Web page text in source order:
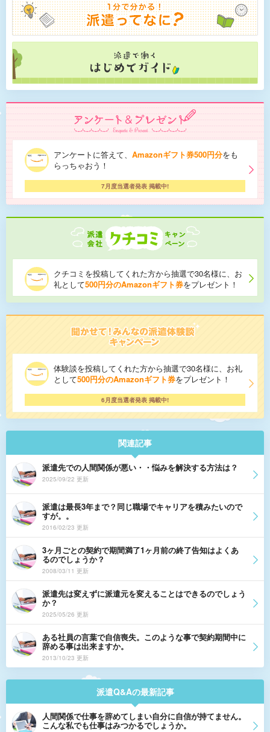
アンケートに答えて、 Amazonギフト券500円分をも
らっちゃおう！
7月度当選者発表 掲載中!
クチコミを投稿してくれた方から抽選で30名様に、お
礼として500円分のAmazonギフト券をプレゼント！
体験談を投稿してくれた方から抽選で30名様に、お礼
として500円分のAmazonギフト券をプレゼント！
6月度当選者発表 掲載中!
関連記事
派遣先での人間関係が悪い・・悩みを解決する方法は？
2025/09/22 更新
派遣は最長3年まで？同じ職場でキャリアを積みたいので
すが。。
2016/02/23 更新
3ヶ月ごとの契約で期間満了1ヶ月前の終了告知はよくあ
るのでしょうか？
2008/03/11 更新
派遣先は変えずに派遣元を変えることはできるのでしょう
か？
2025/05/26 更新
ある社員の言葉で自信喪失。このような事で契約期間中に
辞める事は出来ますか。
2013/10/23 更新
派遣Q&Aの最新記事
人間関係で仕事を辞めてしまい自分に自信が持てません。
こんな私でも仕事はみつかるでしょうか。